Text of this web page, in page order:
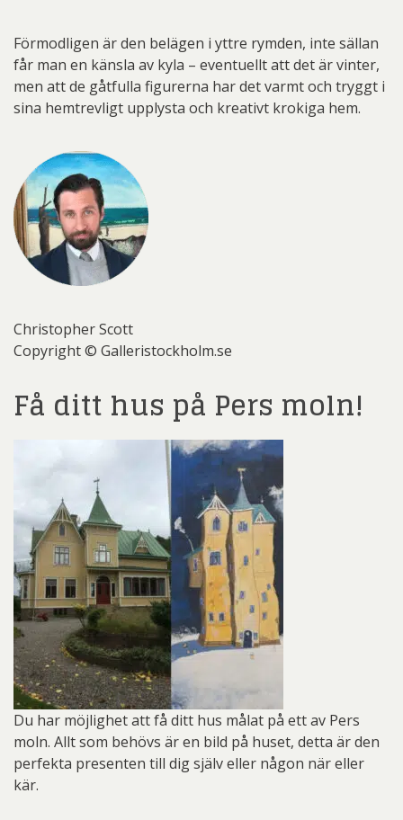
Förmodligen är den belägen i yttre rymden, inte sällan
får man en känsla av kyla – eventuellt att det är vinter,
men att de gåtfulla figurerna har det varmt och tryggt i
sina hemtrevligt upplysta och kreativt krokiga hem.
Christopher Scott
Copyright © Galleristockholm.se
Få ditt hus på Pers moln!
Du har möjlighet att få ditt hus målat på ett av Pers
moln. Allt som behövs är en bild på huset, detta är den
perfekta presenten till dig själv eller någon när eller
kär.